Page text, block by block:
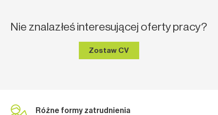
Nie znalazłeś interesującej oferty pracy?
Zostaw CV
Różne formy zatrudnienia